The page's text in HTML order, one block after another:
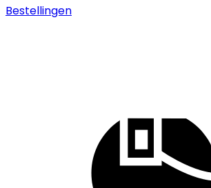
Bestellingen